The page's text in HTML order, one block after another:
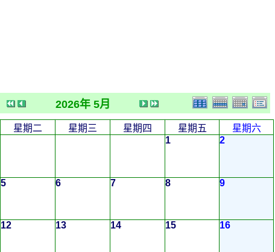
2026年 5月
星期二 星期三 星期四 星期五
星期六
1
2
5 6 7 8 9
12 13 14 15 16